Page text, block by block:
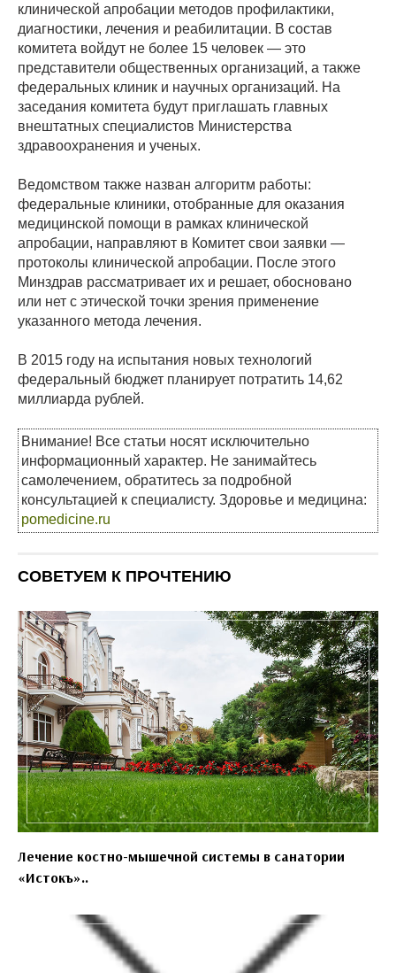
клинической апробации методов профилактики,
диагностики, лечения и реабилитации. В состав
комитета войдут не более 15 человек — это
представители общественных организаций, а также
федеральных клиник и научных организаций. На
заседания комитета будут приглашать главных
внештатных специалистов Министерства
здравоохранения и ученых.
Ведомством также назван алгоритм работы:
федеральные клиники, отобранные для оказания
медицинской помощи в рамках клинической
апробации, направляют в Комитет свои заявки —
протоколы клинической апробации. После этого
Минздрав рассматривает их и решает, обосновано
или нет с этической точки зрения применение
указанного метода лечения.
В 2015 году на испытания новых технологий
федеральный бюджет планирует потратить 14,62
миллиарда рублей.
Внимание! Все статьи носят исключительно
информационный характер. Не занимайтесь
самолечением, обратитесь за подробной
консультацией к специалисту. Здоровье и медицина:
pomedicine.ru
СОВЕТУЕМ К ПРОЧТЕНИЮ
Лечение костно-мышечной системы в санатории
«Истокъ»..